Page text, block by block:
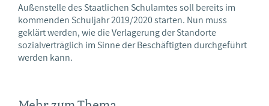
Außenstelle des Staatlichen Schulamtes soll bereits im
kommenden Schuljahr 2019/2020 starten. Nun muss
geklärt werden, wie die Verlagerung der Standorte
sozialverträglich im Sinne der Beschäftigten durchgeführt
werden kann.